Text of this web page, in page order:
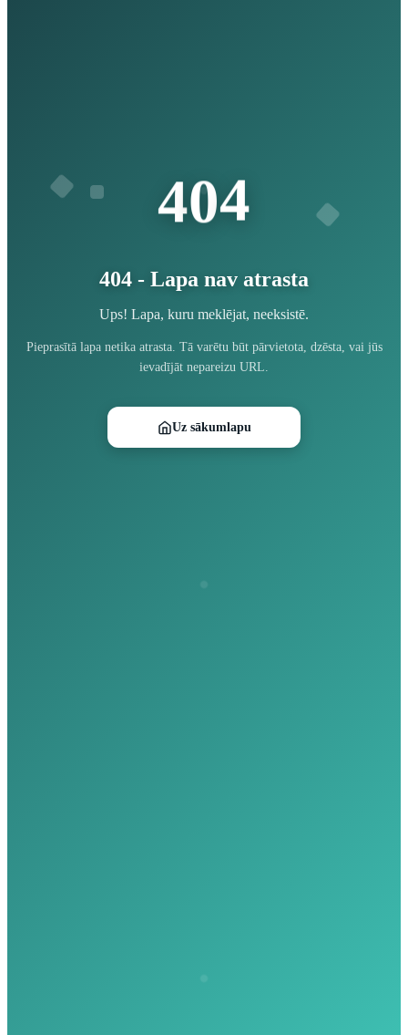
404
404 - Lapa nav atrasta
Ups! Lapa, kuru meklējat, neeksistē.
Pieprasītā lapa netika atrasta. Tā varētu būt pārvietota, dzēsta, vai jūs
ievadījāt nepareizu URL.
Uz sākumlapu